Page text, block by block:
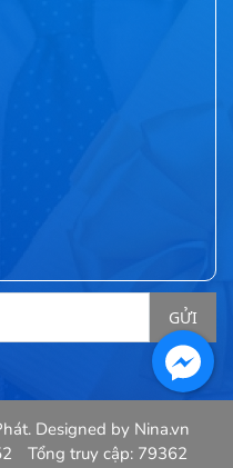
Designed by Nina.vn
Tổng truy cập: 79362